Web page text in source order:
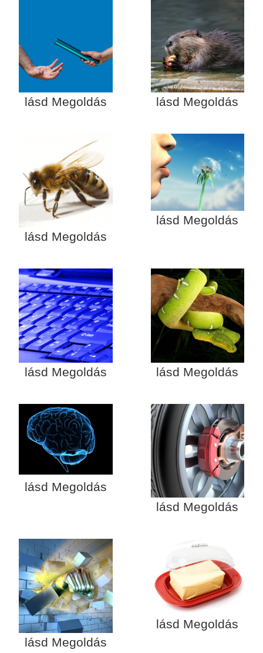
lásd Megoldás lásd Megoldás
lásd Megoldás
lásd Megoldás
lásd Megoldás lásd Megoldás
lásd Megoldás
lásd Megoldás
lásd Megoldás
lásd Megoldás